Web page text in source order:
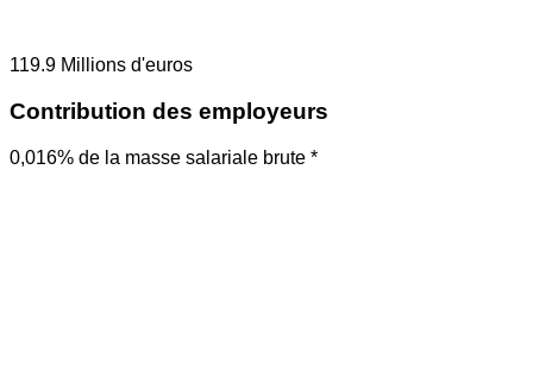
119.9 Millions d'euros
Contribution des employeurs
0,016% de la masse salariale brute *